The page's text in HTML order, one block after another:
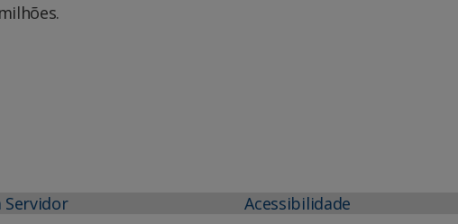
Servidor Acessibilidade